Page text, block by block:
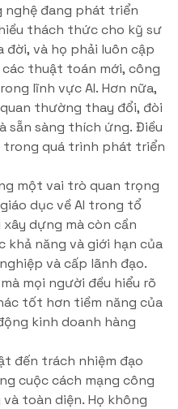
đang phát triển
thách thức cho kỹ sư
đời, và họ phải luôn cập
thuật toán mới, công
lĩnh vực AI. Hơn nữa,
thường thay đổi, đòi
sẵn sàng thích ứng. Điều
trong quá trình phát triển
một vai trò quan trọng
dục về AI trong tổ
dựng mà còn cần
khả năng và giới hạn của
và cấp lãnh đạo.
mọi người đều hiểu rõ
tốt hơn tiềm năng của
kinh doanh hàng
đến trách nhiệm đạo
cuộc cách mạng công
toàn diện. Họ không